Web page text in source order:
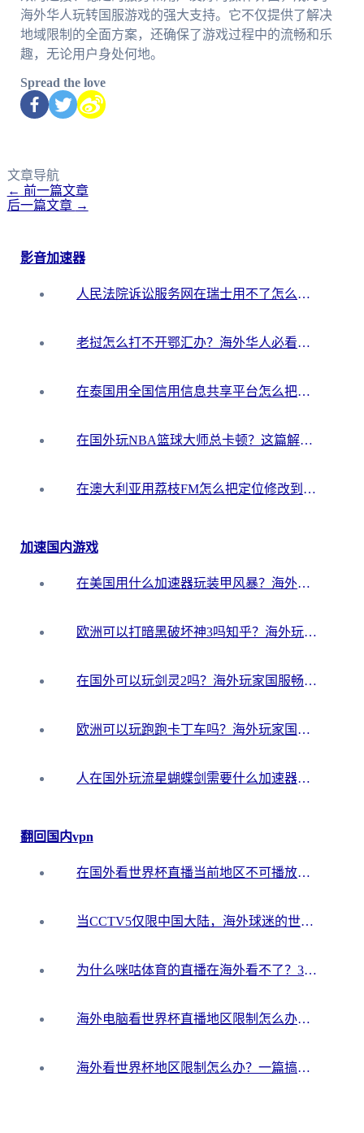
海外华人玩转国服游戏的强大支持。它不仅提供了解决
地域限制的全面方案，还确保了游戏过程中的流畅和乐
趣，无论用户身处何地。
Spread the love
文章导航
← 前一篇文章
后一篇文章 →
影音加速器
人民法院诉讼服务网在瑞士用不了怎么办？海外华人必备的回国加速指南
老挝怎么打不开鄂汇办？海外华人必看的回国加速全攻略（附欧洲杯小说流畅技巧）
在泰国用全国信用信息共享平台怎么把定位修改到中国国内？海外党解决国内服务访问难题的实用指南
在国外玩NBA篮球大师总卡顿？这篇解决你所有海外看国内内容的烦恼
在澳大利亚用荔枝FM怎么把定位修改到中国国内？海外华人必看的内容访问指南
加速国内游戏
在美国用什么加速器玩装甲风暴？海外玩家亲测有效的国服游戏加速指南
欧洲可以打暗黑破坏神3吗知乎？海外玩家国服游戏加速终极指南
在国外可以玩剑灵2吗？海外玩家国服畅玩终极指南（附永恒之塔明日方舟加速方案）
欧洲可以玩跑跑卡丁车吗？海外玩家国服游戏畅玩终极指南（附QQ炫舞剑网3解决方案）
人在国外玩流星蝴蝶剑需要什么加速器？老玩家亲测的终极解决方案
翻回国内vpn
在国外看世界杯直播当前地区不可播放？海外党必看的回国加速全攻略
当CCTV5仅限中国大陆，海外球迷的世界杯狂欢如何继续？
为什么咪咕体育的直播在海外看不了？3步解决海外看世界杯+抖音地区限制难题
海外电脑看世界杯直播地区限制怎么办？你需要一个聪明的加速器
海外看世界杯地区限制怎么办？一篇搞定咪咕视频播放+国内资源无缝访问指南